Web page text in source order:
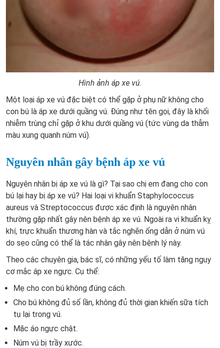
Hình ảnh áp xe vú.
Một loại áp xe vú đặc biệt có thể gặp ở phụ nữ không cho
con bú là áp xe dưới quầng vú. Đúng như tên gọi, đây là khối
nhiễm trùng chỉ gặp ở khu dưới quầng vú (tức vùng da thẫm
màu xung quanh núm vú).
Nguyên nhân gây bệnh áp xe vú
Nguyên nhân bị áp xe vú là gì? Tại sao chị em đang cho con
bú lại hay bị áp xe vú? Hai loại vi khuẩn Staphylococcus
aureus và Streptococcus được xác định là nguyên nhân
thường gặp nhất gây nên bệnh áp xe vú. Ngoài ra vi khuẩn kỵ
khí, trực khuẩn thương hàn và tắc nghẽn ống dẫn ở núm vú
do sẹo cũng có thể là tác nhân gây nên bệnh lý này.
Theo các chuyên gia, bác sĩ, có những yếu tố làm tăng nguy
cơ mắc áp xe ngực. Cụ thể:
Mẹ cho con bú không đúng cách.
Cho bú không đủ số lần, không đủ thời gian khiến sữa tích
tụ lại trong vú.
Mặc áo ngực chật.
Núm vú bị trầy xước.